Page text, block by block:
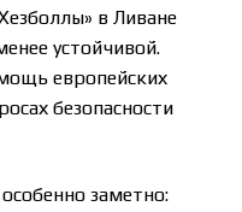
в Ливане
устойчивой.
европейских
безопасности
заметно: